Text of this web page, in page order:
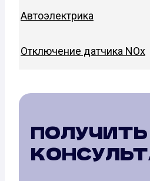
Автоэлектрика
Отключение датчика NOx
ПОЛУЧИТЬ